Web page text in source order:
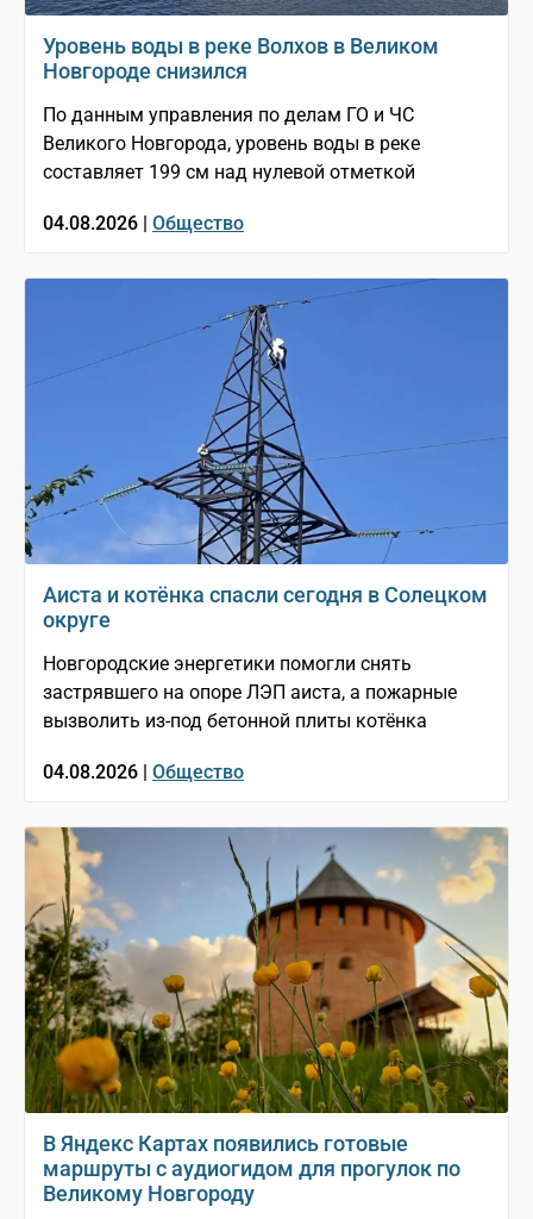
Уровень воды в реке Волхов в Великом
Новгороде снизился
По данным управления по делам ГО и ЧС
Великого Новгорода, уровень воды в реке
составляет 199 см над нулевой отметкой
04.08.2026 | Общество
Аиста и котёнка спасли сегодня в Солецком
округе
Новгородские энергетики помогли снять
застрявшего на опоре ЛЭП аиста, а пожарные
вызволить из-под бетонной плиты котёнка
04.08.2026 | Общество
В Яндекс Картах появились готовые
маршруты с аудиогидом для прогулок по
Великому Новгороду